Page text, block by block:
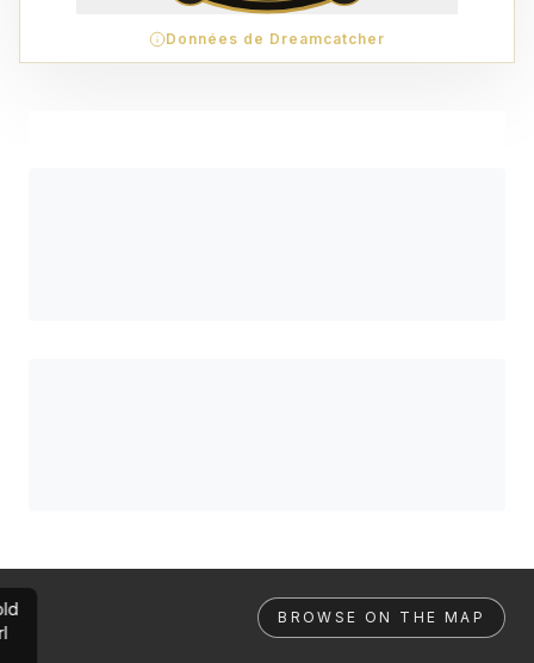
Données de Dreamcatcher
BROWSE ON THE MAP